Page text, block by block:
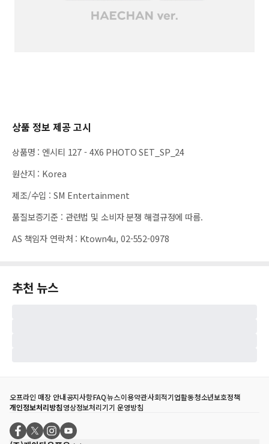
상품 정보 제공 고시
상품명 : 엔시티 127 - 4X6 PHOTO SET_SP_24
원산지 : Korea
제조/수입 : SM Entertainment
품질보증기준 : 관련법 및 소비자 분쟁 해결규정에 따름.
AS 책임자 연락처 : Ktown4u, 02-552-0978
추천 뉴스
오프라인 매장 안내공지사항FAQ뉴스이용약관사회적기업활동청소년보호정책
개인정보처리방침영상정보처리기기 운영방침